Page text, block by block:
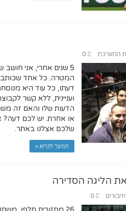
המערכת 0
5 שנים אחרי, אני
המטרה. כל אחד שכותב
דעתו, כל עוד היא
ועניינית, ללא קשר
הדעות שלו והאם זה
או אחרת. יש לכם דעה?
שלכם אצלנו באתר.
המשך לקרוא »
הליגה הסדירה
0